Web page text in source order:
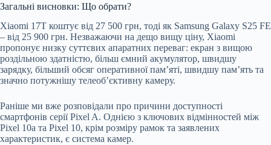
Загальні висновки: Що обрати?
Xiaomi 17T коштує від 27 500 грн, тоді як Samsung Galaxy S25 FE
– від 25 900 грн. Незважаючи на дещо вищу ціну, Xiaomi
пропонує низку суттєвих апаратних переваг: екран з вищою
роздільною здатністю, більш ємний акумулятор, швидшу
зарядку, більший обсяг оперативної пам’яті, швидшу пам’ять та
значно потужнішу телеоб’єктивну камеру.
Раніше ми вже розповідали про причини доступності
смартфонів серії Pixel A. Однією з ключових відмінностей між
Pixel 10a та Pixel 10, крім розміру рамок та заявлених
характеристик, є система камер.